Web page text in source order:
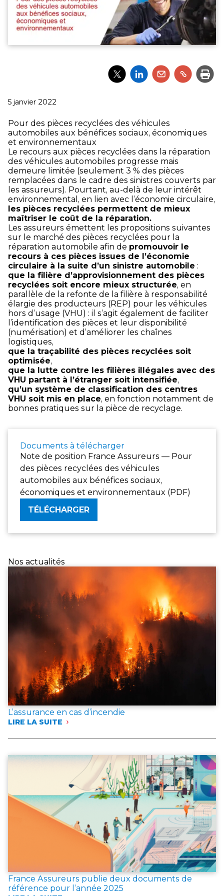
Partager
l'article
Partager
l'article
Partager
l'article
Partager
l'article
Publié
5 janvier 2022
Pour des pièces recyclées des véhicules
automobiles aux bénéfices sociaux, économiques
et environnementaux
Le recours aux pièces recyclées dans la réparation
des véhicules automobiles progresse mais
demeure limitée (seulement 3 % des pièces
remplacées dans le cadre des sinistres couverts par
les assureurs). Pourtant, au-delà de leur intérêt
environnemental, en lien avec l’économie circulaire,
les pièces recyclées permettent de mieux
maîtriser le coût de la réparation.
Les assureurs émettent les propositions suivantes
sur le marché des pièces recyclées pour la
réparation automobile afin de promouvoir le
recours à ces pièces issues de l’économie
circulaire à la suite d’un sinistre automobile :
que la filière d’approvisionnement des pièces
recyclées soit encore mieux structurée, en
parallèle de la refonte de la filière à responsabilité
élargie des producteurs (REP) pour les véhicules
hors d’usage (VHU) : il s’agit également de faciliter
l’identification des pièces et leur disponibilité
(numérisation) et d’améliorer les chaînes
logistiques,
que la traçabilité des pièces recyclées soit
optimisée,
que la lutte contre les filières illégales avec des
VHU partant à l’étranger soit intensifiée,
qu’un système de classification des centres
VHU soit mis en place, en fonction notamment de
bonnes pratiques sur la pièce de recyclage.
Documents à télécharger
Note de position France Assureurs — Pour
des pièces recyclées des véhicules
automobiles aux bénéfices sociaux,
économiques et environnementaux (PDF)
TÉLÉCHARGER
Nos actualités
L’assurance en cas d’incendie
LIRE LA SUITE
:
D’INCENDIE
France Assureurs publie deux documents de
référence pour l’année 2025